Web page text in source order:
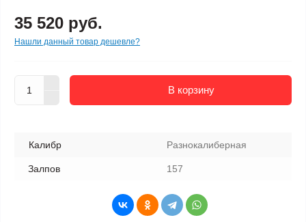
35 520 руб.
Нашли данный товар дешевле?
В корзину
Калибр Разнокалиберная
Залпов 157